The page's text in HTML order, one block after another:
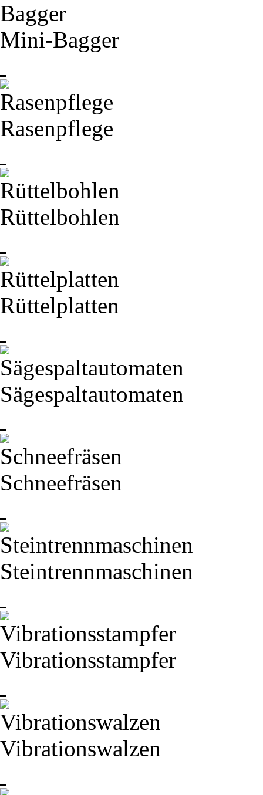
Mini-Bagger
Rasenpflege
Rüttelbohlen
Rüttelplatten
Sägespaltautomaten
Schneefräsen
Steintrennmaschinen
Vibrationsstampfer
Vibrationswalzen